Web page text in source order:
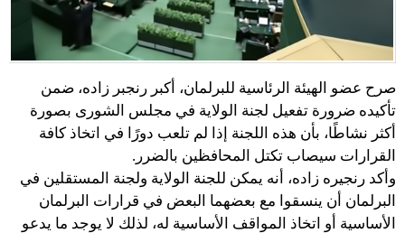
صرح عضو الهيئة الرئاسية للبرلمان، أكبر رنجبر زاده، ضمن
تأكيده ضرورة تفعيل لجنة الولاية في مجلس الشورى بصورة
أكثر نشاطًا، بأن هذه اللجنة إذا لم تلعب دورًا في اتخاذ كافة
القرارات سيصاب تكتل المحافظين بالضرر.
وأكد رنجيره زاده، أنه يمكن للجنة الولاية ولجنة المستقلين في
البرلمان أن ينسقوا مع بعضهما البعض في قرارات البرلمان
الأساسية أو اتخاذ المواقف الأساسية له، لذلك لا يوجد ما يدعو